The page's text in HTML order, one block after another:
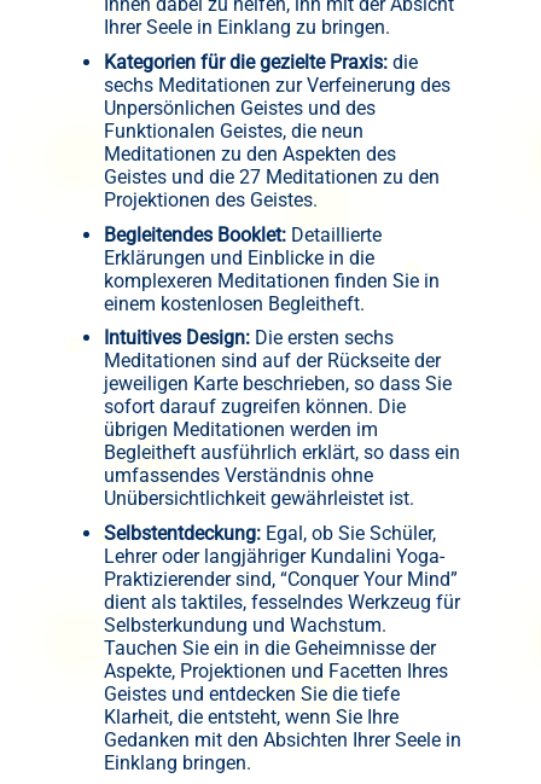
Ihnen dabei zu helfen, ihn mit der Absicht
Ihrer Seele in Einklang zu bringen.
Kategorien für die gezielte Praxis:die
sechs Meditationen zur Verfeinerung des
Unpersönlichen Geistes und des
Funktionalen Geistes, die neun
Meditationen zu den Aspekten des
Geistes und die 27 Meditationen zu den
Projektionen des Geistes.
Begleitendes Booklet:Detaillierte
Erklärungen und Einblicke in die
komplexeren Meditationen finden Sie in
einem kostenlosen Begleitheft.
Intuitives Design:Die ersten sechs
Meditationen sind auf der Rückseite der
jeweiligen Karte beschrieben, so dass Sie
sofort darauf zugreifen können. Die
übrigen Meditationen werden im
Begleitheft ausführlich erklärt, so dass ein
umfassendes Verständnis ohne
Unübersichtlichkeit gewährleistet ist.
Selbstentdeckung:Egal, ob Sie Schüler,
Lehrer oder langjähriger Kundalini Yoga-
Praktizierender sind, “Conquer Your Mind”
dient als taktiles, fesselndes Werkzeug für
Selbsterkundung und Wachstum.
Tauchen Sie ein in die Geheimnisse der
Aspekte, Projektionen und Facetten Ihres
Geistes und entdecken Sie die tiefe
Klarheit, die entsteht, wenn Sie Ihre
Gedanken mit den Absichten Ihrer Seele in
Einklang bringen.